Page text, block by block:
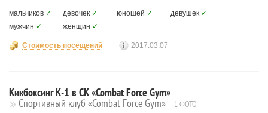
мальчиков ✓ девочек ✓ юношей ✓ девушек ✓
мужчин ✓ женщин ✓
Стоимость посещений 2017.03.07
Кикбоксинг К-1 в СК «Combat Force Gym»
Спортивный клуб «Combat Force Gym» 1 ФОТО